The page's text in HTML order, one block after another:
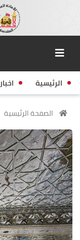
الرئيسية
الصفحة الرئيسية